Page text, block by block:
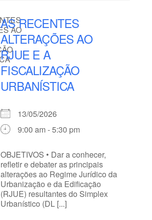
AS RECENTES
ALTERAÇÕES AO
RJUE E A
FISCALIZAÇÃO
URBANÍSTICA
13/05/2026
9:00 am - 5:30 pm
OBJETIVOS • Dar a conhecer,
refletir e debater as principais
alterações ao Regime Jurídico da
Urbanização e da Edificação
(RJUE) resultantes do Simplex
Urbanístico (DL [...]